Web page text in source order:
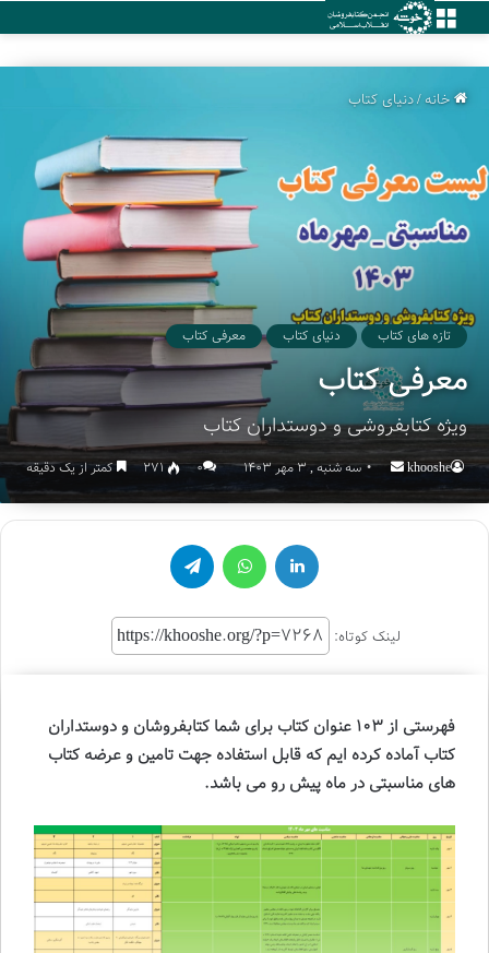
منو
خانه/دنیای کتاب
تازه های کتاب دنیای کتاب معرفی کتاب
معرفی کتاب
ویژه کتابفروشی و دوستداران کتاب
khooshe
Send
an
email
سه شنبه , 3 مهر 1403 ۰ 271 کمتر از یک دقیقه
لینکدین واتس آپ تلگرام
لینک کوتاه:
فهرستی از 103 عنوان کتاب
برای شما کتابفروشان و دوستداران
کتاب آماده کرده ایم که قابل استفاده جهت تامین و عرضه کتاب
های مناسبتی در ماه پیش رو می باشد.